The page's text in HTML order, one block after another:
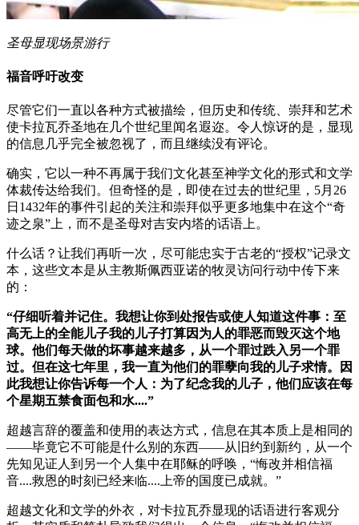
圣母显现场景游行
福音呼吁改变
尽管它们一直以各种方式被描绘，但历史和传统、崇拜和艺术
使卡拉瓦乔圣地在几个世纪里闻名遐迩。令人惊讶的是，显现
的信息几乎完全被忽视了，而且继续没有评论。
确实，它以一种不再属于我们文化甚至神学文化的形式和文学
体裁传达给我们。但奇怪的是，即使在过去的世纪里，5月26
日1432年的事件引起的关注和崇拜似乎更多地集中在这个“奇
迹之泉”上，而不是圣母对吉安内塔的话语上。
什么话？让我们再听一次，尽可能忠实于古老的“授权”记录文
本，这些文本是从主教斯佩西亚诺的牧灵访问行动中传下来
的：
“仔细听着并记住。我想让你到处报告或使人知道这件事：至
高无上的全能儿子我的儿子打算因为人的罪恶而毁灭这个地
球。他们每天做的坏事越来越多，从一个罪过跌入另一个罪
过。但在这七年里，我一直为他们的罪孽向我的儿子求情。因
此我想让你告诉每一个人：为了纪念我的儿子，他们应该在每
个星期五禁食面包和水....”
超越言辞的覆盖和使用的表达方式，信息在其本质上是相同的
——毕竟它不可能是什么别的东西——从旧约到新约，从一个
先知见证人到另一个人集中在耶稣的呼唤，“悔改并相信福
音....救恩的时刻已经来临....上帝的国度已成就。”
超越文化和文学的外衣，对卡拉瓦乔显现的话语进行客观分